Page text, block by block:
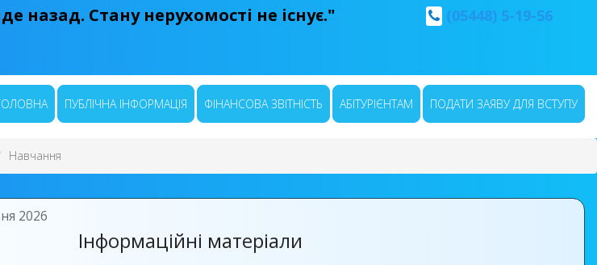
назад. Стану нерухомості не існує." (05448) 5-19-56
ПУБЛІЧНА ІНФОРМАЦІЯ ФІНАНСОВА ЗВІТНІСТЬ АБІТУРІЄНТАМ ПОДАТИ ЗАЯВУ ДЛЯ ВСТУПУ
Навчання
2026
Інформаційні матеріали